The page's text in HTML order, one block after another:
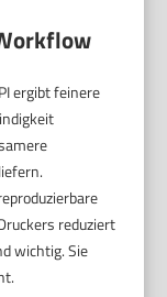
ergibt feinere
reduziert
wichtig. Sie